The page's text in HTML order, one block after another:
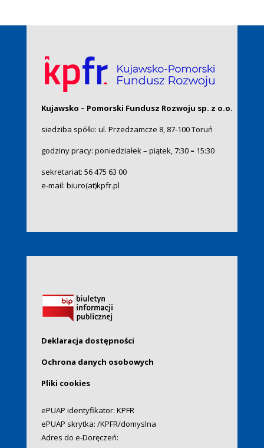
Kujawsko – Pomorski Fundusz Rozwoju sp. z o.o.
siedziba spółki: ul. Przedzamcze 8, 87-100 Toruń
godziny pracy: poniedziałek – piątek, 7:30– 15:30
sekretariat: 56 475 63 00
e-mail: biuro(at)kpfr.pl
Deklaracja dostępności
Ochrona danych osobowych
Pliki cookies
ePUAP identyfikator: KPFR
ePUAP skrytka: /KPFR/domyslna
Adres do e-Doręczeń: